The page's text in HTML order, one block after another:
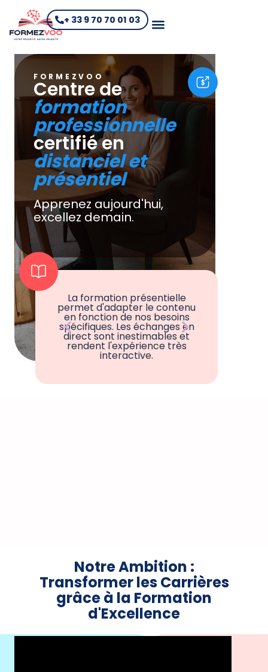
+ 33 9 70 70 01 03
FORMEZVOO
La formation présentielle
permet d'adapter le contenu
en fonction de nos besoins
spécifiques. Les échanges en
direct sont inestimables et
rendent l'expérience très
interactive.
Centre de
formation
professionnelle
certifié en
distanciel et
présentiel
Apprenez aujourd'hui,
excellez demain.
Notre Ambition :
Transformer les Carrières
grâce à la Formation
d'Excellence